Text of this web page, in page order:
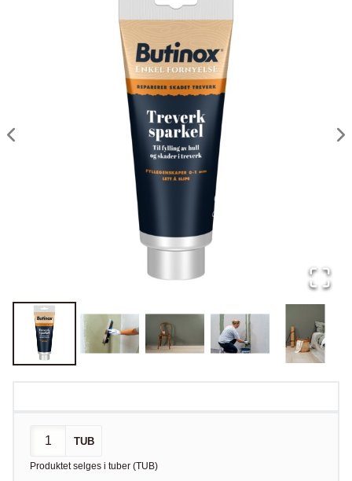
TUB
Produktet selges i tuber (TUB)